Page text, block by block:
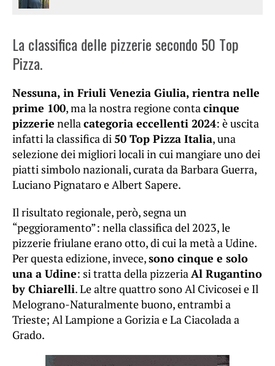
La classifica delle pizzerie secondo 50 Top
Pizza.
Nessuna, in Friuli Venezia Giulia, rientra nelle
prime 100, ma la nostra regione contacinque
pizzerie nellacategoria eccellenti 2024: è uscita
infatti la classifica di 50 Top Pizza Italia, una
selezione dei migliori locali in cui mangiare uno dei
piatti simbolo nazionali, curata da Barbara Guerra,
Luciano Pignataro e Albert Sapere.
Il risultato regionale, però, segna un
“peggioramento”: nella classifica del 2023, le
pizzerie friulane erano otto, di cui la metà a Udine.
Per questa edizione, invece,sono cinque e solo
una a Udine: si tratta della pizzeriaAl Rugantino
by Chiarelli. Le altre quattro sono Al Civicosei e Il
Melograno-Naturalmente buono, entrambi a
Trieste; Al Lampione a Gorizia e La Ciacolada a
Grado.